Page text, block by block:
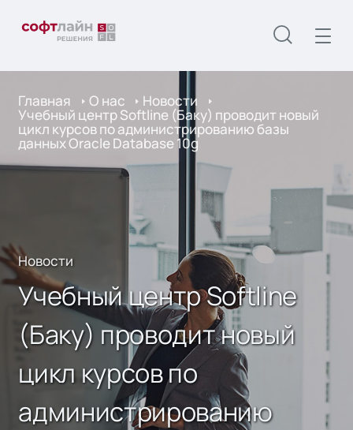
Главная О нас Новости
Учебный центр Softline (Баку) проводит новый
цикл курсов по администрированию базы
данных Oracle Database 10g
Новости
Учебный центр Softline
(Баку) проводит новый
цикл курсов по
администрированию